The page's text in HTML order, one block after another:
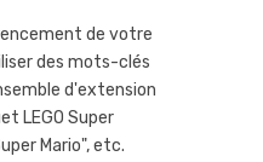
de votre
des mots-clés
d'extension
LEGO Super
Mario", etc.